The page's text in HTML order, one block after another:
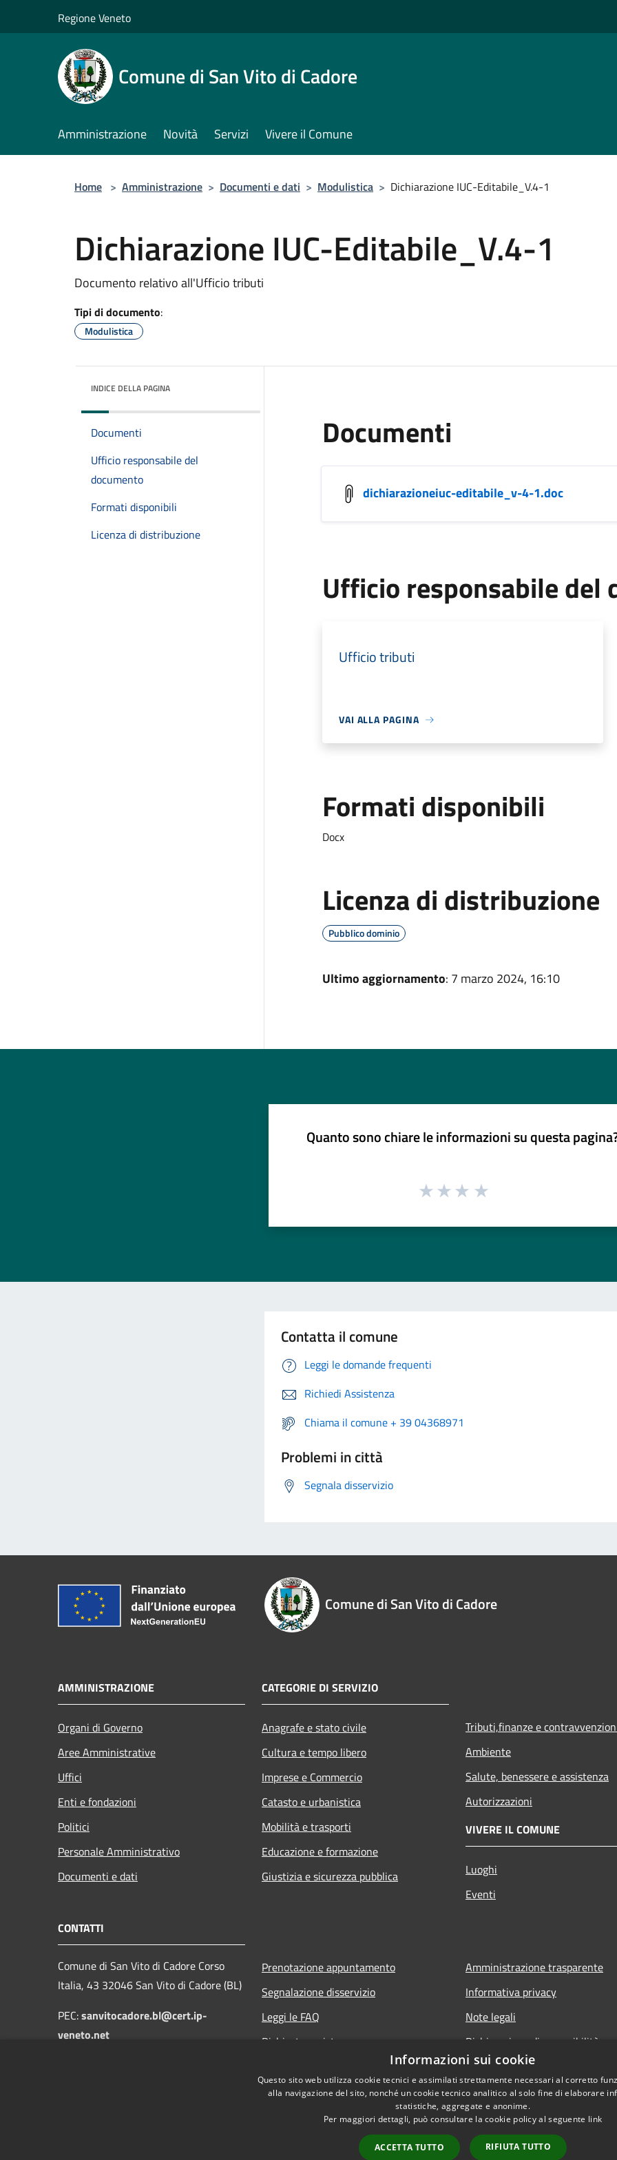
Regione Veneto
Comune di San Vito di Cadore
Amministrazione Novità Servizi Vivere il Comune
Home > Amministrazione > Documenti e dati > Modulistica > Dichiarazione IUC-Editabile_V.4-1
Dichiarazione IUC-Editabile_V.4-1
Documento relativo all'Ufficio tributi
Tipi di documento:
Modulistica
INDICE DELLA PAGINA
Documenti
Ufficio responsabile del
documento
Formati disponibili
Licenza di distribuzione
Documenti
dichiarazioneiuc-editabile_v-4-1.doc
Ufficio responsabile del
Ufficio tributi
VAI ALLA PAGINA
Formati disponibili
Docx
Licenza di distribuzione
Pubblico dominio
Ultimo aggiornamento: 7 marzo 2024, 16:10
Quanto sono chiare le informazioni su questa
Contatta il comune
Leggi le domande frequenti
Richiedi Assistenza
Chiama il comune + 39 04368971
Problemi in città
Segnala disservizio
Comune di San Vito di Cadore
AMMINISTRAZIONE
Organi di Governo
Aree Amministrative
Uffici
Enti e fondazioni
Politici
Personale Amministrativo
Documenti e dati
CATEGORIE DI SERVIZIO
Anagrafe e stato civile
Cultura e tempo libero
Imprese e Commercio
Catasto e urbanistica
Mobilità e trasporti
Educazione e formazione
Giustizia e sicurezza pubblica
Tributi,finanze e
Ambiente
Salute, benessere e assistenza
Autorizzazioni
VIVERE IL COMUNE
Luoghi
Eventi
CONTATTI
Comune di San Vito di Cadore Corso
Italia, 43 32046 San Vito di Cadore (BL)
PEC:sanvitocadore.bl@cert.ip-
veneto.net
Prenotazione appuntamento
Segnalazione disservizio
Leggi le FAQ
Richiesta assistenza
Amministrazione trasparente
Informativa privacy
Note legali
Dichiarazione di accessibilità
Informazioni sui cookie
Questo sito web utilizza cookie tecnici e assimilati strettamente necessari al corretto
alla navigazione del sito, nonché un cookie tecnico analitico al solo fine di elaborare
statistiche, aggregate e anonime.
Per maggiori dettagli, può consultare la cookie policy al seguente link
ACCETTA TUTTO RIFIUTA TUTTO